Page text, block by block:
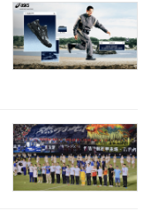
最极致的部分精准
旅与DESCENTE
握自己的节奏。